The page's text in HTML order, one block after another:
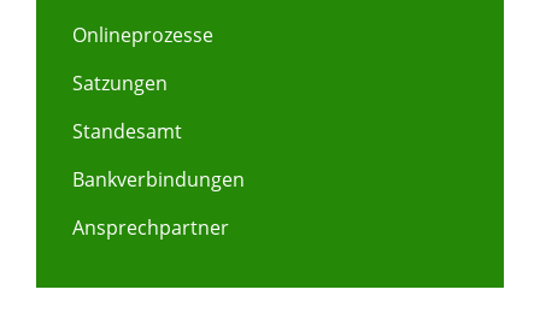
Onlineprozesse
Satzungen
Standesamt
Bankverbindungen
Ansprechpartner